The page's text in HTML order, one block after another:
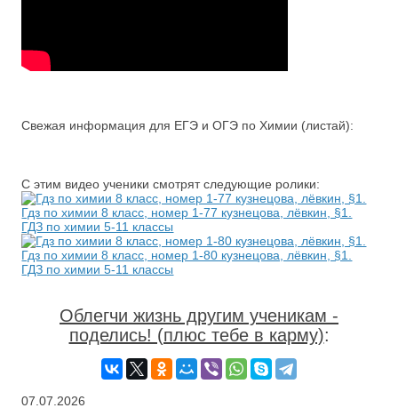
Свежая информация для ЕГЭ и ОГЭ по Химии (листай):
С этим видео ученики смотрят следующие ролики:
Гдз по химии 8 класс, номер 1-77 кузнецова, лёвкин, §1.
ГДЗ по химии 5-11 классы
Гдз по химии 8 класс, номер 1-80 кузнецова, лёвкин, §1.
ГДЗ по химии 5-11 классы
Облегчи жизнь другим ученикам -
поделись! (плюс тебе в карму):
07.07.2026